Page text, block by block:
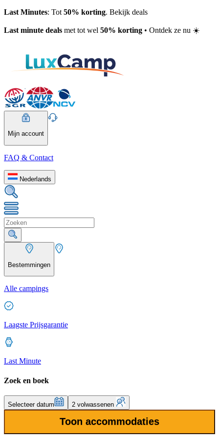
Last Minutes: Tot 50% korting. Bekijk deals
Last minute deals met tot wel 50% korting • Ontdek ze nu ☀️
Mijn account
FAQ & Contact
Nederlands
Bestemmingen
Alle campings
Laagste Prijsgarantie
Last Minute
Zoek en boek
Selecteer datum 2 volwassenen
Toon accommodaties